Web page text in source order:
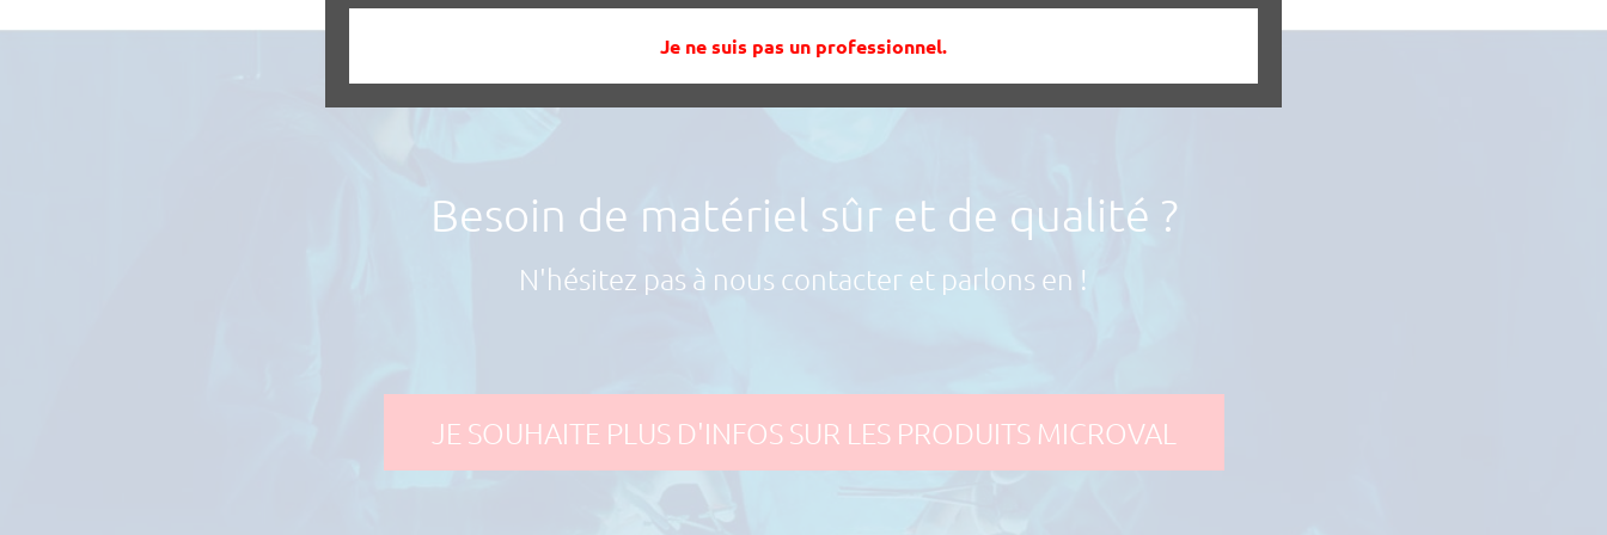
Je ne suis pas un professionnel.
Besoin de matériel sûr et de qualité ?
N'hésitez pas à nous contacter et parlons en !
JE SOUHAITE PLUS D'INFOS SUR LES PRODUITS MICROVAL